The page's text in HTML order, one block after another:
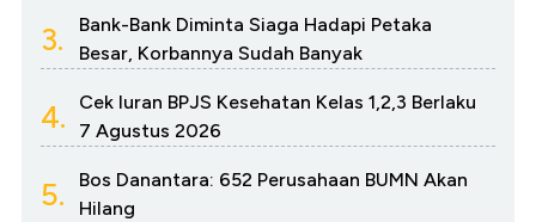
3.
Bank-Bank Diminta Siaga Hadapi Petaka
Besar, Korbannya Sudah Banyak
4.
Cek Iuran BPJS Kesehatan Kelas 1,2,3 Berlaku
7 Agustus 2026
5.
Bos Danantara: 652 Perusahaan BUMN Akan
Hilang